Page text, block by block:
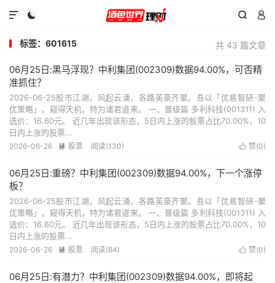
  

共 43 篇文章
标签：601615
06月25日:黑马浮现？中利集团(002309)数据94.00%，可否精
准抓住？
2026-06-25股市江湖，风起云涌，各路英豪齐聚。吾以「优易智研-聚
优策略」，窥得天机，特为诸君道来。 一、晋级篇 多利科技(001311) 入
选价：16.60元。 近几年出现该形态，5日内上涨的股票占比70.00%，10
日内上涨的股票...
 赞(0)
2026-06-26  股票 阅读(130)
06月25日:重磅？中利集团(002309)数据94.00%，下一个涨停
板？
2026-06-25股市江湖，风起云涌，各路英豪齐聚。吾以「优易智研-聚
优策略」，窥得天机，特为诸君道来。 一、晋级篇 多利科技(001311) 入
选价：16.60元。 近几年出现该形态，5日内上涨的股票占比70.00%，10
日内上涨的股票...
 赞(0)
2026-06-26  股票 阅读(84)
06月25日:有潜力？中利集团(002309)数据94.00%，即将起